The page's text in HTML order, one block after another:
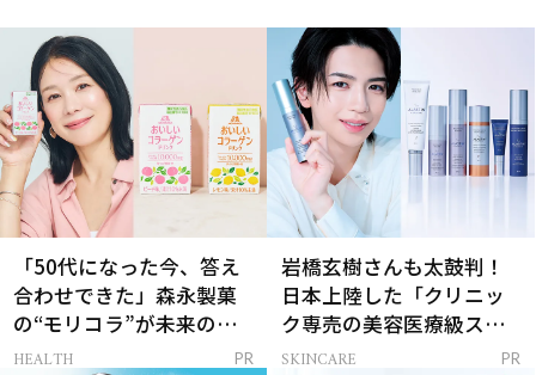
「50代になった今、答え
合わせできた」森永製菓
の“モリコラ”が未来のキ
レイを連れてくる！
HEALTH PR
岩橋玄樹さんも太鼓判！
日本上陸した「クリニッ
ク専売の美容医療級スキ
ンケア」
SKINCARE PR